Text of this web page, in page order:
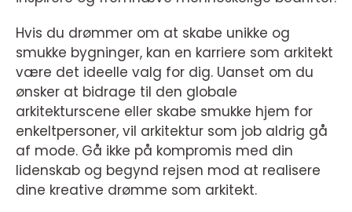
Hvis du drømmer om at skabe unikke og
smukke bygninger, kan en karriere som arkitekt
være det ideelle valg for dig. Uanset om du
ønsker at bidrage til den globale
arkitekturscene eller skabe smukke hjem for
enkeltpersoner, vil arkitektur som job aldrig gå
af mode. Gå ikke på kompromis med din
lidenskab og begynd rejsen mod at realisere
dine kreative drømme som arkitekt.